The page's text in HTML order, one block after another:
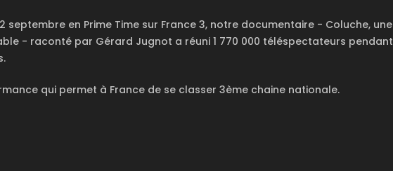
septembre en Prime Time sur France 3, notre documentaire - Coluche, une
- raconté par Gérard Jugnot a réuni 1 770 000 téléspectateurs pendant
qui permet à France de se classer 3ème chaine nationale.